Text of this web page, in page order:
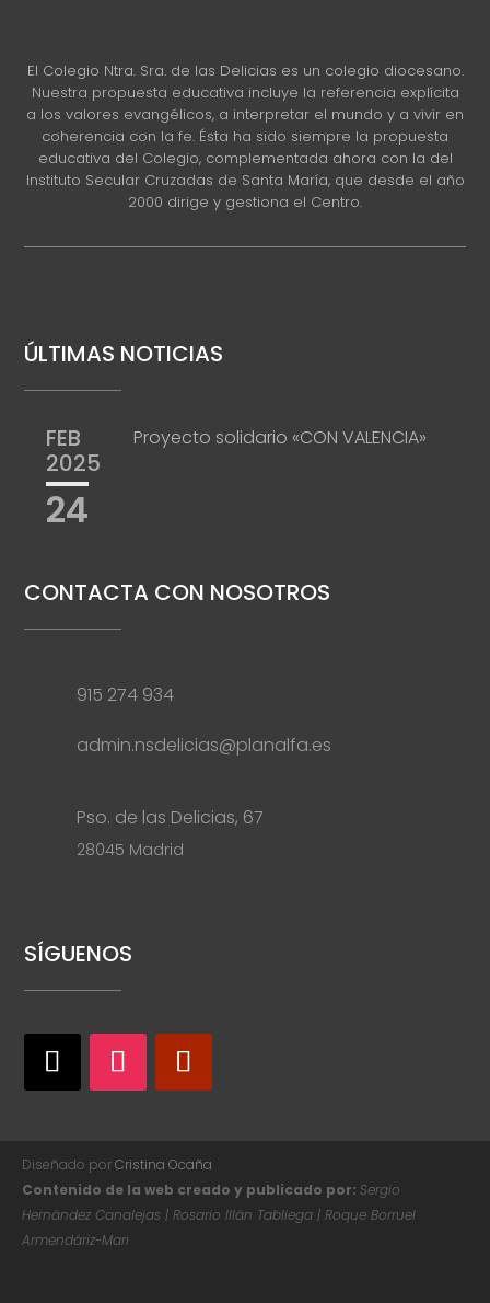
El Colegio Ntra. Sra. de las Delicias es un colegio diocesano.
Nuestra propuesta educativa incluye la referencia explícita
a los valores evangélicos, a interpretar el mundo y a vivir en
coherencia con la fe. Ésta ha sido siempre la propuesta
educativa del Colegio, complementada ahora con la del
Instituto Secular Cruzadas de Santa María, que desde el año
2000 dirige y gestiona el Centro.
ÚLTIMAS NOTICIAS
FEB
2025
24
Proyecto solidario «CON VALENCIA»
CONTACTA CON NOSOTROS
915 274 934
admin.nsdelicias@planalfa.es
Pso. de las Delicias, 67
28045 Madrid
SÍGUENOS
Diseñado porCristina Ocaña
Contenido de la web creado y publicado por: Sergio
Hernández Canalejas | Rosario Illán Tabliega | Roque Borruel
Armendáriz-Mari